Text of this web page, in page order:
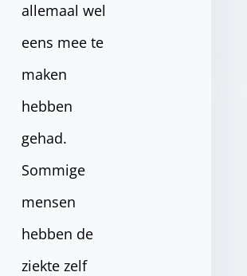
allemaal wel
eens mee te
maken
hebben
gehad.
Sommige
mensen
hebben de
ziekte zelf